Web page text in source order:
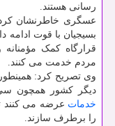
رسانی هستند.
عسگری خاطرنشان کرد:
قرارگاه کمک
مردم خدمت می کنند.
وی تصریح کرد:
دیگر کشور همچون
خدمات عرضه می کنند
را برطرف سازند.